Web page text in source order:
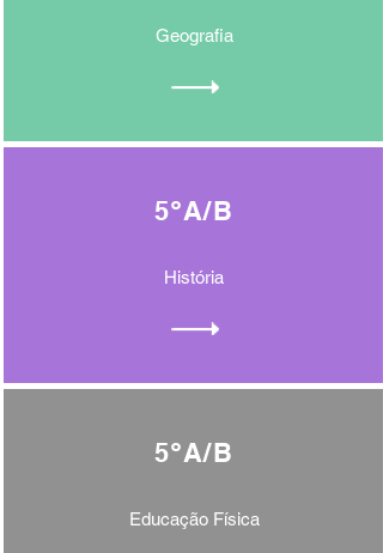
Geografia
5ºA/B
História
5ºA/B
Educação Física